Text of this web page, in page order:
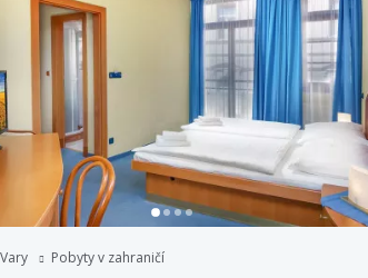
Pobyty v zahraničí